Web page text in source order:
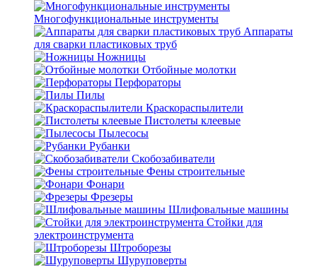
Многофункциональные инструменты
Аппараты
для сварки пластиковых труб
Ножницы
Отбойные молотки
Перфораторы
Пилы
Краскораспылители
Пистолеты клеевые
Пылесосы
Рубанки
Скобозабиватели
Фены строительные
Фонари
Фрезеры
Шлифовальные машины
Стойки для
электроинструмента
Штроборезы
Шуруповерты